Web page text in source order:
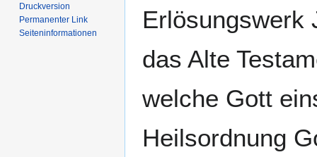
Erlösungswerk
das Alte
welche Gott
Heilsordnung
Druckversion
Permanenter Link
Seiten­­informationen